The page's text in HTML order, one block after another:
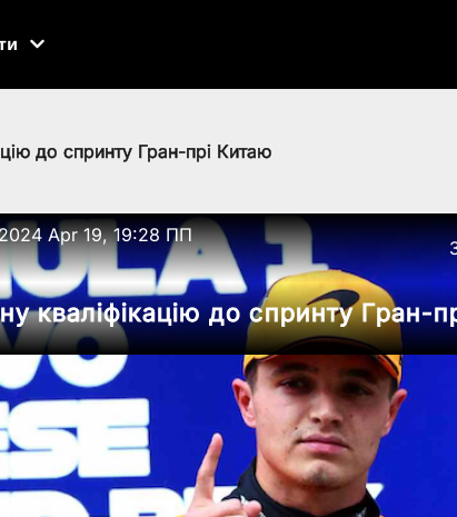
до спринту Гран-прі Китаю
Apr 19, 19:28 ПП
кваліфікацію до спринту Гран-